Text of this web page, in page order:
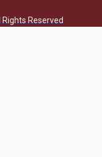
Rights Reserved